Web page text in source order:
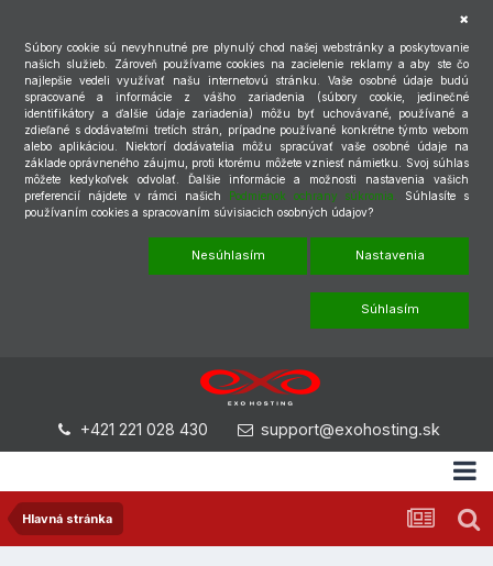
Súbory cookie sú nevyhnutné pre plynulý chod našej webstránky a poskytovanie
našich služieb. Zároveň používame cookies na zacielenie reklamy a aby ste čo
najlepšie vedeli využívať našu internetovú stránku. Vaše osobné údaje budú
spracované a informácie z vášho zariadenia (súbory cookie, jedinečné
identifikátory a ďalšie údaje zariadenia) môžu byť uchovávané, používané a
zdieľané s dodávateľmi tretích strán, prípadne používané konkrétne týmto webom
alebo aplikáciou. Niektorí dodávatelia môžu spracúvať vaše osobné údaje na
základe oprávneného záujmu, proti ktorému môžete vzniesť námietku. Svoj súhlas
môžete kedykoľvek odvolať. Ďalšie informácie a možnosti nastavenia vašich
preferencií nájdete v rámci našich Podmienok ochrany súkromia.
Súhlasíte s
používaním cookies a spracovaním súvisiacich osobných údajov?
Nesúhlasím Nastavenia
Súhlasím
+421 221 028 430 support@exohosting.sk
Hlavná stránka